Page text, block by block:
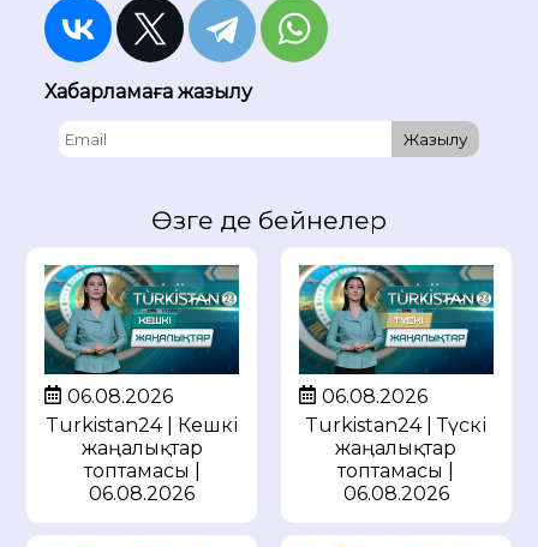
Хабарламаға жазылу
Жазылу
Өзге де бейнелер
06.08.2026
Turkistan24 | Кешкі
жаңалықтар
топтамасы |
06.08.2026
06.08.2026
Turkistan24 | Түскі
жаңалықтар
топтамасы |
06.08.2026